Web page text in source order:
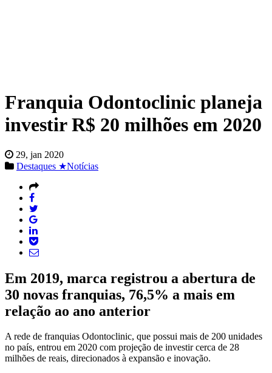
Franquia Odontoclinic planeja
investir R$ 20 milhões em 2020
29, jan 2020
Destaques ★Notícias
Em 2019, marca registrou a abertura de
30 novas franquias, 76,5% a mais em
relação ao ano anterior
A rede de franquias Odontoclinic, que possui mais de 200 unidades
no país, entrou em 2020 com projeção de investir cerca de 28
milhões de reais, direcionados à expansão e inovação.